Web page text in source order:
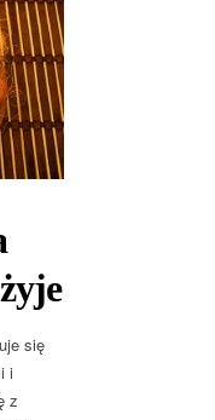
się
i
z